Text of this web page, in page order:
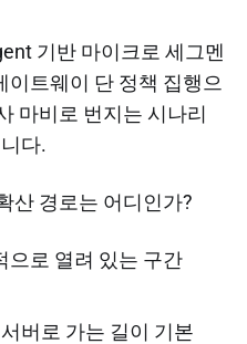
기반 마이크로 세그멘
이트웨이 단 정책 집행으
마비로 번지는 시나리
다.
산 경로는 어디인가?
으로 열려 있는 구간
버로 가는 길이 기본